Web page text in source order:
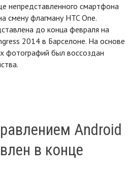
непредставленного смартфона
смену флагману HTC One.
до конца февраля на
2014 в Барселоне. На основе
фотографий был воссоздан
Android
в конце